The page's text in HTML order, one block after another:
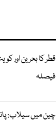
قطر کا بحرین اور
فیصلہ
چین میں سیلاب: